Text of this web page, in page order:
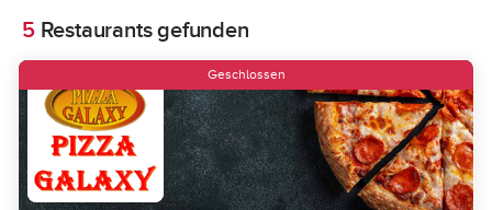
5Restaurants gefunden
Geschlossen